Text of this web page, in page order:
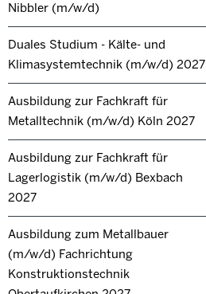
Nibbler (m/w/d)
Duales Studium - Kälte- und
Klimasystemtechnik (m/w/d) 2027
Ausbildung zur Fachkraft für
Metalltechnik (m/w/d) Köln 2027
Ausbildung zur Fachkraft für
Lagerlogistik (m/w/d) Bexbach
2027
Ausbildung zum Metallbauer
(m/w/d) Fachrichtung
Konstruktionstechnik